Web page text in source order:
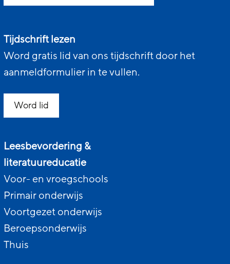
Tijdschrift lezen
Word gratis lid van ons tijdschrift door het
aanmeldformulier in te vullen.
Word lid
Leesbevordering &
literatuureducatie
Voor- en vroegschools
Primair onderwijs
Voortgezet onderwijs
Beroepsonderwijs
Thuis